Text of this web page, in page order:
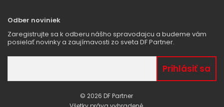
© 2026 DF Partner
Odber noviniek
Zaregistrujte sa k odberu nášho spravodajcu a budeme vám
posielať novinky a zaujímavosti zo sveta DF Partner.